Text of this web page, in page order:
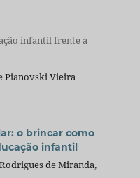
infantil frente à
Pianovski Vieira
o brincar como
infantil
de Miranda,